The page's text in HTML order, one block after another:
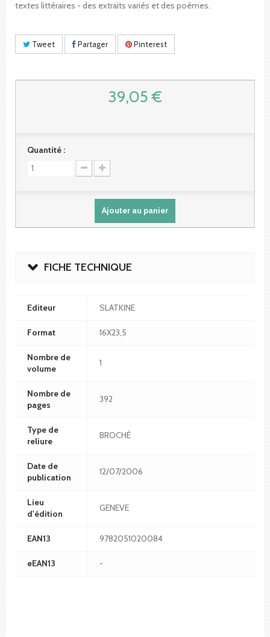
textes littéraires - des extraits variés et des poèmes.
Tweet Partager Pinterest
39,05 €
Quantité :
Ajouter au panier
FICHE TECHNIQUE
Editeur SLATKINE
Format 16X23,5
Nombre de
volume
1
Nombre de
pages
392
Type de
reliure
BROCHÉ
Date de
publication
12/07/2006
Lieu
d'édition
GENEVE
EAN13 9782051020084
eEAN13 -